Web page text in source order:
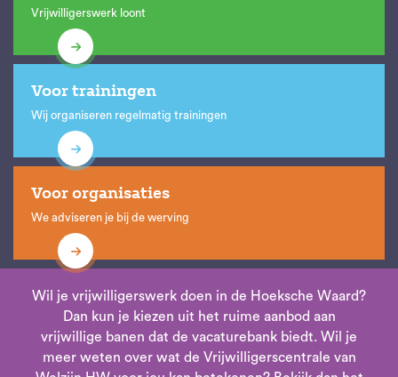
Vrijwilligerswerk loont
Voor trainingen
Wij organiseren regelmatig trainingen
Voor organisaties
We adviseren je bij de werving
Wil je vrijwilligerswerk doen in de Hoeksche Waard?
Dan kun je kiezen uit het ruime aanbod aan
vrijwillige banen dat de vacaturebank biedt. Wil je
meer weten over wat de Vrijwilligerscentrale van